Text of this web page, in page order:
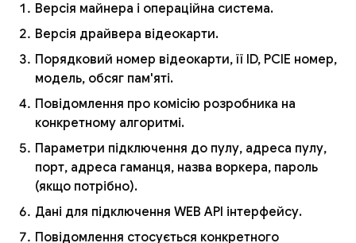
Версія майнера і операційна система.
Версія драйвера відеокарти.
Порядковий номер відеокарти, її ID, PCIE номер,
модель, обсяг пам'яті.
Повідомлення про комісію розробника на
конкретному алгоритмі.
Параметри підключення до пулу, адреса пулу,
порт, адреса гаманця, назва воркера, пароль
(якщо потрібно).
Дані для підключення WEB API інтерфейсу.
Повідомлення стосується конкретного